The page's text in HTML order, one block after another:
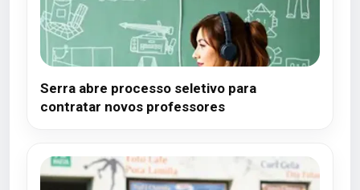
Serra abre processo seletivo para
contratar novos professores